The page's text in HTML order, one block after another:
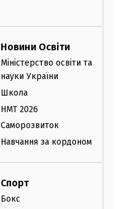
Новини Освіти
Міністерство освіти та
науки України
Школа
НМТ 2026
Саморозвиток
Навчання за кордоном
Спорт
Бокс